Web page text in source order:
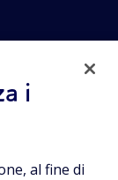
i
al fine di